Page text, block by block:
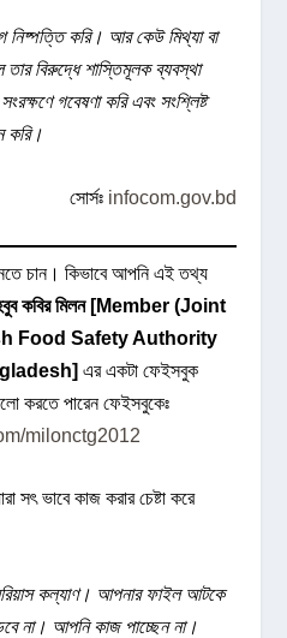
নিষ্পত্তি করি। আর কেউ মিথ্যা বা
বিরুদ্ধে শাস্তিমূলক ব্যবস্থা
গবেষণা করি এবং সংশ্লিষ্ট
করি।
সোর্সঃ infocom.gov.bd
চান। কিভাবে আপনি এই তথ্য
কবির মিলন [Member (Joint
Food Safety Authority
এর একটা ফেইসবুক
করতে পারেন ফেইসবুকেঃ
milonctg2012
সৎ ভাবে কাজ করার চেষ্টা করে
কল্যাণ। আপনার ফাইল আটকে
না। আপনি কাজ পাচ্ছেন না।